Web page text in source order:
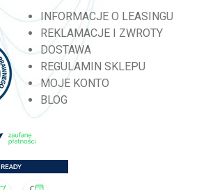
INFORMACJE O LEASINGU
REKLAMACJE I ZWROTY
DOSTAWA
REGULAMIN SKLEPU
MOJE KONTO
BLOG